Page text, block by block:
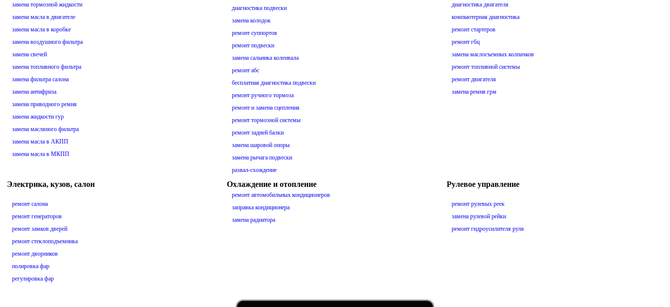
замена тормозной жидкости
замена масла в двигателе
замена масла в коробке
замена воздушного фильтра
замена свечей
замена топливного фильтра
замена фильтра салона
замена антифриза
замена приводного ремня
замена жидкости гур
замена масляного фильтра
замена масла в АКПП
замена масла в МКПП
диагностика подвески
замена колодок
ремонт суппортов
ремонт подвески
замена сальника коленвала
ремонт абс
бесплатная диагностика подвески
ремонт ручного тормоза
ремонт и замена сцепления
ремонт тормозной системы
ремонт задней балки
замена шаровой опоры
замена рычага подвески
развал-схождение
диагностика двигателя
компьютерная диагностика
ремонт стартеров
ремонт гбц
замена маслосъемных колпачков
ремонт топливной системы
ремонт двигателя
замена ремня грм
Электрика, кузов, салон
ремонт салона
ремонт генераторов
ремонт замков дверей
ремонт стеклоподъемника
ремонт дворников
полировка фар
регулировка фар
Охлаждение и отопление
ремонт автомобильных кондиционеров
заправка кондиционера
замена радиатора
Рулевое управление
ремонт рулевых реек
замена рулевой рейки
ремонт гидроусилителя руля